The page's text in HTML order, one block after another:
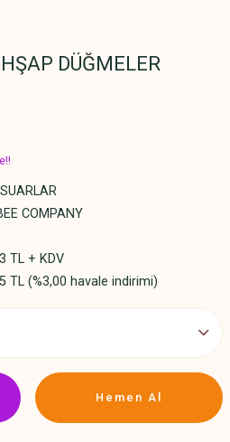
DÜĞMELER
COMPANY
TL + KDV
TL (%3,00 havale indirimi)
Hemen Al